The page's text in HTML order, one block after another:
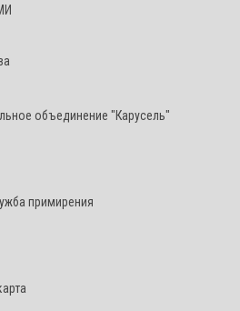
объединение "Карусель"
примирения